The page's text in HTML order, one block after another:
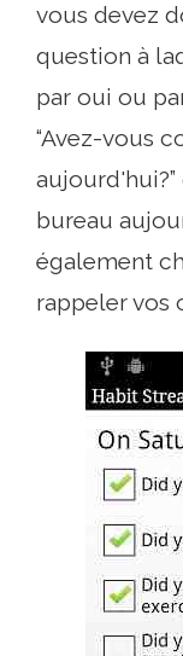
vous devez
question à
par oui ou
“Avez-vous
bureau
également
rappeler vos